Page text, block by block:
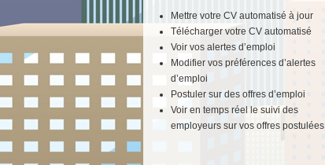
Mettre votre CV automatisé à jour
Télécharger votre CV automatisé
Voir vos alertes d’emploi
Modifier vos préférences d’alertes
d’emploi
Postuler sur des offres d’emploi
Voir en temps réel le suivi des
employeurs sur vos offres postulées